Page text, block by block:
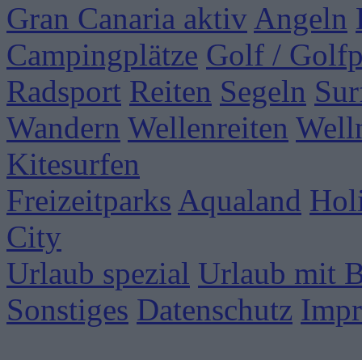
Gran Canaria aktiv Angeln
Campingplätze Golf /
Radsport Reiten Segeln
Wandern Wellenreiten
Kitesurfen
Freizeitparks Aqualand
City
Urlaub spezial Urlaub mit
Sonstiges Datenschutz